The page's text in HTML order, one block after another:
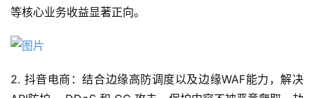
等核心业务收益显著正向。
2. 抖音电商：结合边缘高防调度以及边缘WAF能力，解决